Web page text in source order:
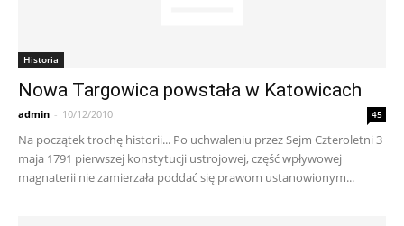
Historia
Nowa Targowica powstała w Katowicach
admin - 10/12/2010 45
Na początek trochę historii... Po uchwaleniu przez Sejm Czteroletni 3
maja 1791 pierwszej konstytucji ustrojowej, część wpływowej
magnaterii nie zamierzała poddać się prawom ustanowionym...